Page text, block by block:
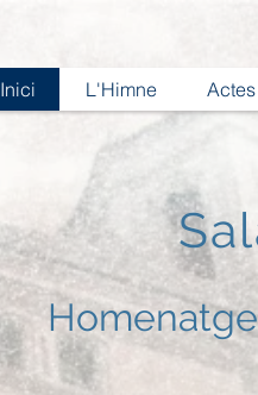
Inici L'Himne Actes